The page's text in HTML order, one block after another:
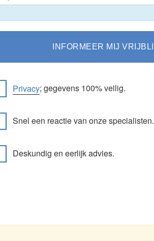
Privacy; gegevens 100% veilig.
Snel een reactie van onze specialisten.
Deskundig en eerlijk advies.